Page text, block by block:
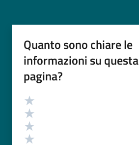
Quanto sono chiare le
informazioni su questa
pagina?
Valutazione